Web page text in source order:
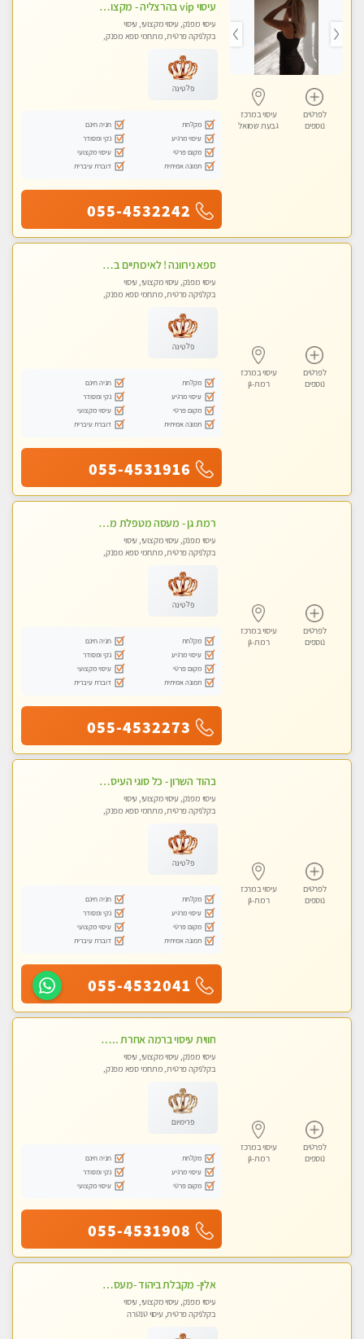
לפרטים
נוספים
עיסוי במרכז
גבעת שמואל
עיסוי vip בהרצליה - מקצועי ומפנק ומקצועי ומיוחד
עיסוי מפנק, עיסוי מקצועי, עיסוי
בקלניקה פרטית, מתחמי ספא מפנק,
פלטינה
מקלחת
חניה חינם
עיסוי מרגיע
נקי ומסודר
מקום פרטי
עיסוי מקצועי
תמונה אמיתית
דוברת עיברית
055-4532242
לפרטים
נוספים
עיסוי במרכז
רמת-גן
ספא נירוונה ! לאיכותיים בלבד! מומלץ לחלוטין!!!! כל סוגי העיסויים מעסה מקצועית ואיכותית פרטי!!!
עיסוי מפנק, עיסוי מקצועי, עיסוי
בקלניקה פרטית, מתחמי ספא מפנק,
פלטינה
מקלחת
חניה חינם
עיסוי מרגיע
נקי ומסודר
מקום פרטי
עיסוי מקצועי
תמונה אמיתית
דוברת עיברית
055-4531916
לפרטים
נוספים
עיסוי במרכז
רמת-גן
רמת גן - מעסה מטפלת מקצוענית ידי זהב VIP! פרטי! ​​​​​​ Highly recommended
עיסוי מפנק, עיסוי מקצועי, עיסוי
בקלניקה פרטית, מתחמי ספא מפנק,
פלטינה
מקלחת
חניה חינם
עיסוי מרגיע
נקי ומסודר
מקום פרטי
עיסוי מקצועי
תמונה אמיתית
דוברת עיברית
055-4532273
לפרטים
נוספים
עיסוי במרכז
רמת-גן
בהוד השרון - כל סוגי העיסויים מעסה מקצועית ואיכותית פרטי!!!
עיסוי מפנק, עיסוי מקצועי, עיסוי
בקלניקה פרטית, מתחמי ספא מפנק,
פלטינה
מקלחת
חניה חינם
עיסוי מרגיע
נקי ומסודר
מקום פרטי
עיסוי מקצועי
תמונה אמיתית
דוברת עיברית
055-4532041
לפרטים
נוספים
עיסוי במרכז
רמת-גן
חווית עיסוי ברמה אחרת ... כל סוגי העיסויים מעסה מקצועית ואיכותית פרטי!!!מומלץ לחלוטין!!!!ללא מין !
עיסוי מפנק, עיסוי מקצועי, עיסוי
בקלניקה פרטית, מתחמי ספא מפנק,
פרימיום
מקלחת
חניה חינם
עיסוי מרגיע
נקי ומסודר
מקום פרטי
עיסוי מקצועי
055-4531908
אלין- מקבלת ביהוד -מעסה פרטית ואיכותית לבד ביהוד . עיסוי מפנק איכותי מקצועי אצלי ביהוד
עיסוי מפנק, עיסוי מקצועי, עיסוי
בקלניקה פרטית, עיסוי טנטרה